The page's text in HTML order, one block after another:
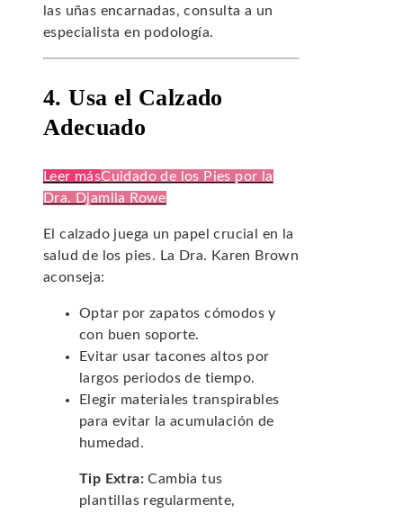
las uñas encarnadas, consulta a un
especialista en podología.
4. Usa el Calzado
Adecuado
Leer másCuidado de los Pies por la
Dra. Djamila Rowe
El calzado juega un papel crucial en la
salud de los pies. La Dra. Karen Brown
aconseja:
Optar por zapatos cómodos y
con buen soporte.
Evitar usar tacones altos por
largos periodos de tiempo.
Elegir materiales transpirables
para evitar la acumulación de
humedad.
Tip Extra: Cambia tus
plantillas regularmente,